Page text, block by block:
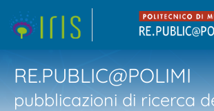
RE.PUBLIC@POLIMI
pubblicazioni di ricerca